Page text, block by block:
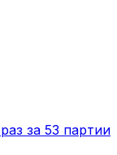
за 53 партии